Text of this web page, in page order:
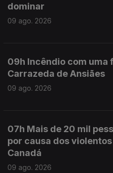
dominar
09 ago. 2026
09h Incêndio com uma
Carrazeda de Ansiães
09 ago. 2026
07h Mais de 20 mil
por causa dos
Canadá
09 ago. 2026